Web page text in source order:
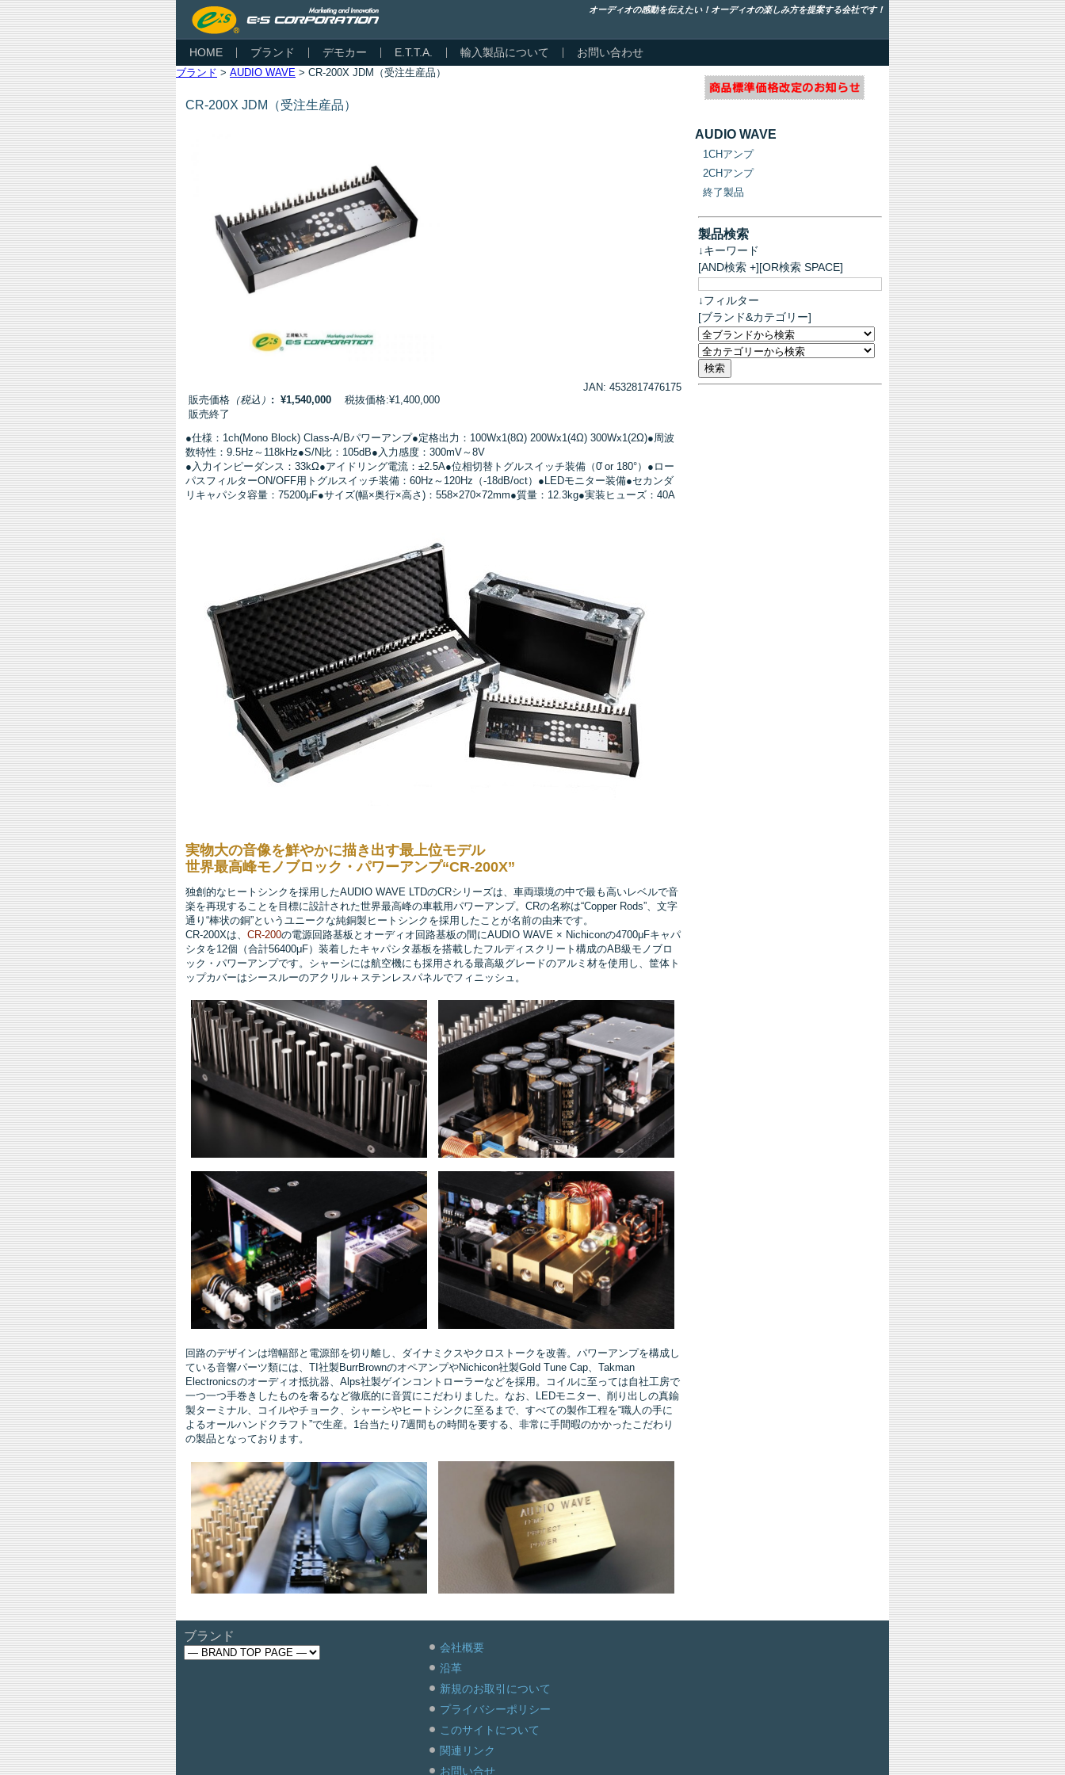
オーディオの感動を伝えたい！オーディオの楽しみ方を提案する会社です！
HOME ブランド デモカー E.T.T.A. 輸入製品について お問い合わせ
ブランド > AUDIO WAVE > CR-200X JDM（受注生産品）
CR-200X JDM（受注生産品）
JAN: 4532817476175
販売価格 （税込） : ¥1,540,000 税抜価格:¥1,400,000
販売終了
●仕様：1ch(Mono Block) Class-A/Bパワーアンプ●定格出力：100Wx1(8Ω) 200Wx1(4Ω) 300Wx1(2Ω)●周波
数特性：9.5Hz～118kHz●S/N比：105dB●入力感度：300mV～8V
●入力インピーダンス：33kΩ●アイドリング電流：±2.5A●位相切替トグルスイッチ装備（0̊ or 180°）●ロー
パスフィルターON/OFF用トグルスイッチ装備：60Hz～120Hz（-18dB/oct）●LEDモニター装備●セカンダ
リキャパシタ容量：75200μF●サイズ(幅×奥行×高さ)：558×270×72mm●質量：12.3kg●実装ヒューズ：40A
実物大の音像を鮮やかに描き出す最上位モデル
世界最高峰モノブロック・パワーアンプ“CR-200X”
独創的なヒートシンクを採用したAUDIO WAVE LTDのCRシリーズは、車両環境の中で最も高いレベルで音
楽を再現することを目標に設計された世界最高峰の車載用パワーアンプ。CRの名称は“Copper Rods”、文字
通り“棒状の銅”というユニークな純銅製ヒートシンクを採用したことが名前の由来です。
CR-200Xは、 CR-200の電源回路基板とオーディオ回路基板の間にAUDIO WAVE × Nichiconの4700μFキャパ
シタを12個（合計56400μF）装着したキャパシタ基板を搭載したフルディスクリート構成のAB級モノブロ
ック・パワーアンプです。シャーシには航空機にも採用される最高級グレードのアルミ材を使用し、筐体ト
ップカバーはシースルーのアクリル＋ステンレスパネルでフィニッシュ。
回路のデザインは増幅部と電源部を切り離し、ダイナミクスやクロストークを改善。パワーアンプを構成し
ている音響パーツ類には、TI社製BurrBrownのオペアンプやNichicon社製Gold Tune Cap、Takman
Electronicsのオーディオ抵抗器、Alps社製ゲインコントローラーなどを採用。コイルに至っては自社工房で
一つ一つ手巻きしたものを奢るなど徹底的に音質にこだわりました。なお、LEDモニター、削り出しの真鍮
製ターミナル、コイルやチョーク、シャーシやヒートシンクに至るまで、すべての製作工程を“職人の手に
よるオールハンドクラフト”で生産。1台当たり7週間もの時間を要する、非常に手間暇のかかったこだわり
の製品となっております。
AUDIO WAVE
1CHアンプ
2CHアンプ
終了製品
製品検索
↓キーワード
[AND検索 +][OR検索 SPACE]
↓フィルター
[ブランド&カテゴリー]
ブランド
会社概要
沿革
新規のお取引について
プライバシーポリシー
このサイトについて
関連リンク
お問い合せ